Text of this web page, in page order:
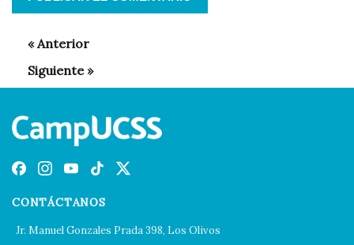
CONTÁCTANOS
Jr. Manuel Gonzales Prada 398, Los Olivos